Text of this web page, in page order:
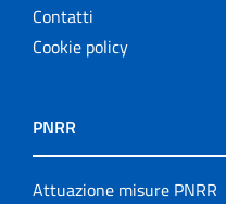
Contatti
Cookie policy
PNRR
Attuazione misure PNRR